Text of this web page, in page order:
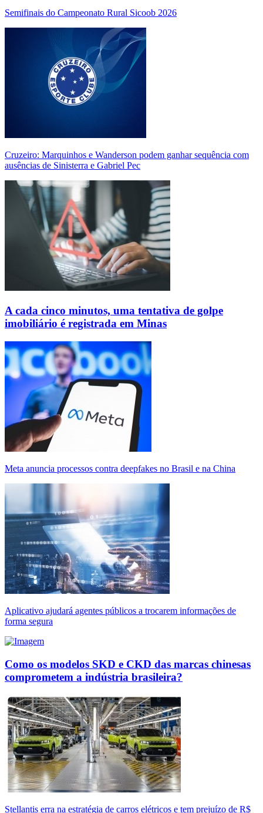
Semifinais do Campeonato Rural Sicoob 2026
Cruzeiro: Marquinhos e Wanderson podem ganhar sequência com
ausências de Sinisterra e Gabriel Pec
A cada cinco minutos, uma tentativa de golpe
imobiliário é registrada em Minas
Meta anuncia processos contra deepfakes no Brasil e na China
Aplicativo ajudará agentes públicos a trocarem informações de
forma segura
Como os modelos SKD e CKD das marcas chinesas
comprometem a indústria brasileira?
Stellantis erra na estratégia de carros elétricos e tem prejuízo de R$